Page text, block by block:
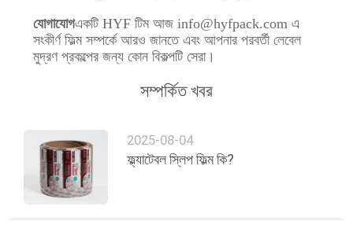
যোগাযোগএকটি HYF টিম আজ info@hyfpack.com এ
সংকীর্ণ ফিল্ম সম্পর্কে আরও জানতে এবং আপনার পরবর্তী লেবেল
মুদ্রণ প্রকল্পের জন্য কোন বিকল্পটি সেরা।
সম্পর্কিত খবর
2025-08-04
ফ্ল্যাটেবল স্লিপ ফিল্ম কি?